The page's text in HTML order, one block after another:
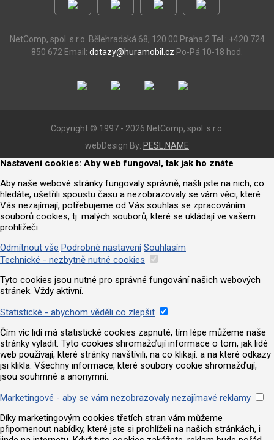
NetComp, spol. s r.o. Bělehradská 68, 120 00 Praha 2 Tel.: +420 724
850 672 Email: dotazy@huramobil.cz Po-Pá 10-18 hod.
Copyright © 1997 - 2026 NetComp, spol. s r.o.
webDesign By: PESL.NAME
Nastavení cookies: Aby web fungoval, tak jak ho znáte
Aby naše webové stránky fungovaly správně, našli jste na nich, co
hledáte, ušetřili spoustu času a nezobrazovaly se vám věci, které
Vás nezajímají, potřebujeme od Vás souhlas se zpracováním
souborů cookies, tj. malých souborů, které se ukládají ve vašem
prohlížeči.
Odmítnout vše Podrobné nastavení Souhlasím
Technické - nezbytně nutné cookies
Tyto cookies jsou nutné pro správné fungování našich webových
stránek. Vždy aktivní.
Statistické - abychom věděli co zlepšit
Čím víc lidí má statistické cookies zapnuté, tím lépe můžeme naše
stránky vyladit. Tyto cookies shromažďují informace o tom, jak lidé
web používají, které stránky navštívili, na co klikají. a na které odkazy
jsi klikla. Všechny informace, které soubory cookie shromažďují,
jsou souhrnné a anonymní.
Marketingové - aby se vám nezobrazovaly nezajímavé reklamy
Díky marketingovým cookies třetích stran vám můžeme
připomenout nabídky, které jste si prohlíželi na našich stránkách, i